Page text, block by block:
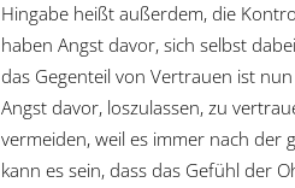
Hingabe heißt außerdem, die
haben Angst davor, sich selbst
das Gegenteil von Vertrauen ist
Angst davor, loszulassen, zu
vermeiden, weil es immer nach der
kann es sein, dass das Gefühl der